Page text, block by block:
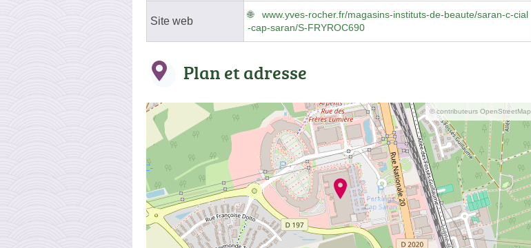
Site web
www.yves-rocher.fr/magasins-instituts-de-beaute/saran-c-cial
-cap-saran/S-FRYROC690
Plan et adresse
© contributeurs OpenStreetMap